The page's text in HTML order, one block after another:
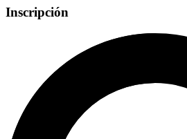
Inscripción